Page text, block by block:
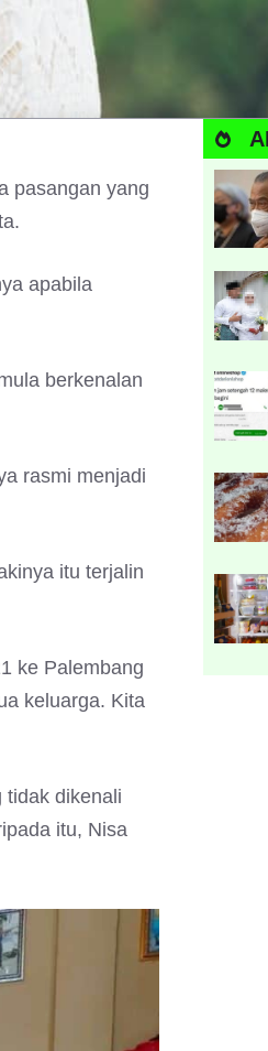
pasangan yang
apabila
berkenalan
rasmi menjadi
itu terjalin
ke Palembang
keluarga. Kita
tidak dikenali
itu, Nisa